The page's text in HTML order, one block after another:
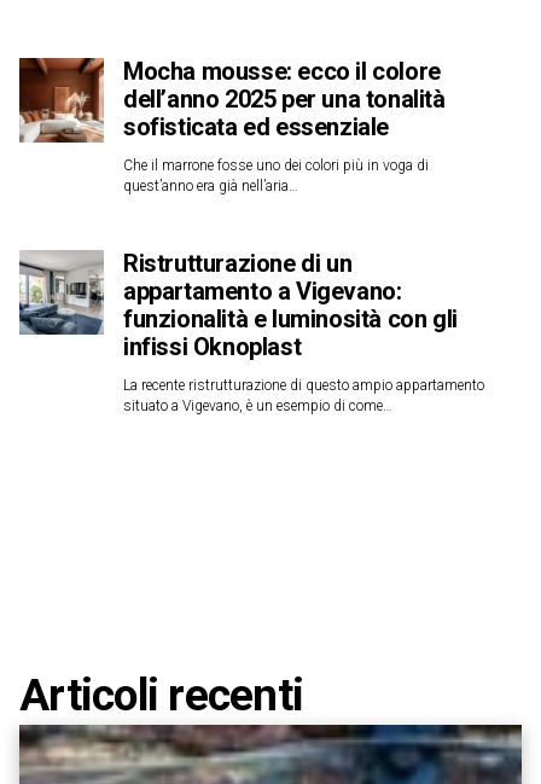
Mocha mousse: ecco il colore
dell’anno 2025 per una tonalità
sofisticata ed essenziale
Che il marrone fosse uno dei colori più in voga di
quest’anno era già nell’aria…
Ristrutturazione di un
appartamento a Vigevano:
funzionalità e luminosità con gli
infissi Oknoplast
La recente ristrutturazione di questo ampio appartamento
situato a Vigevano, è un esempio di come…
Articoli recenti